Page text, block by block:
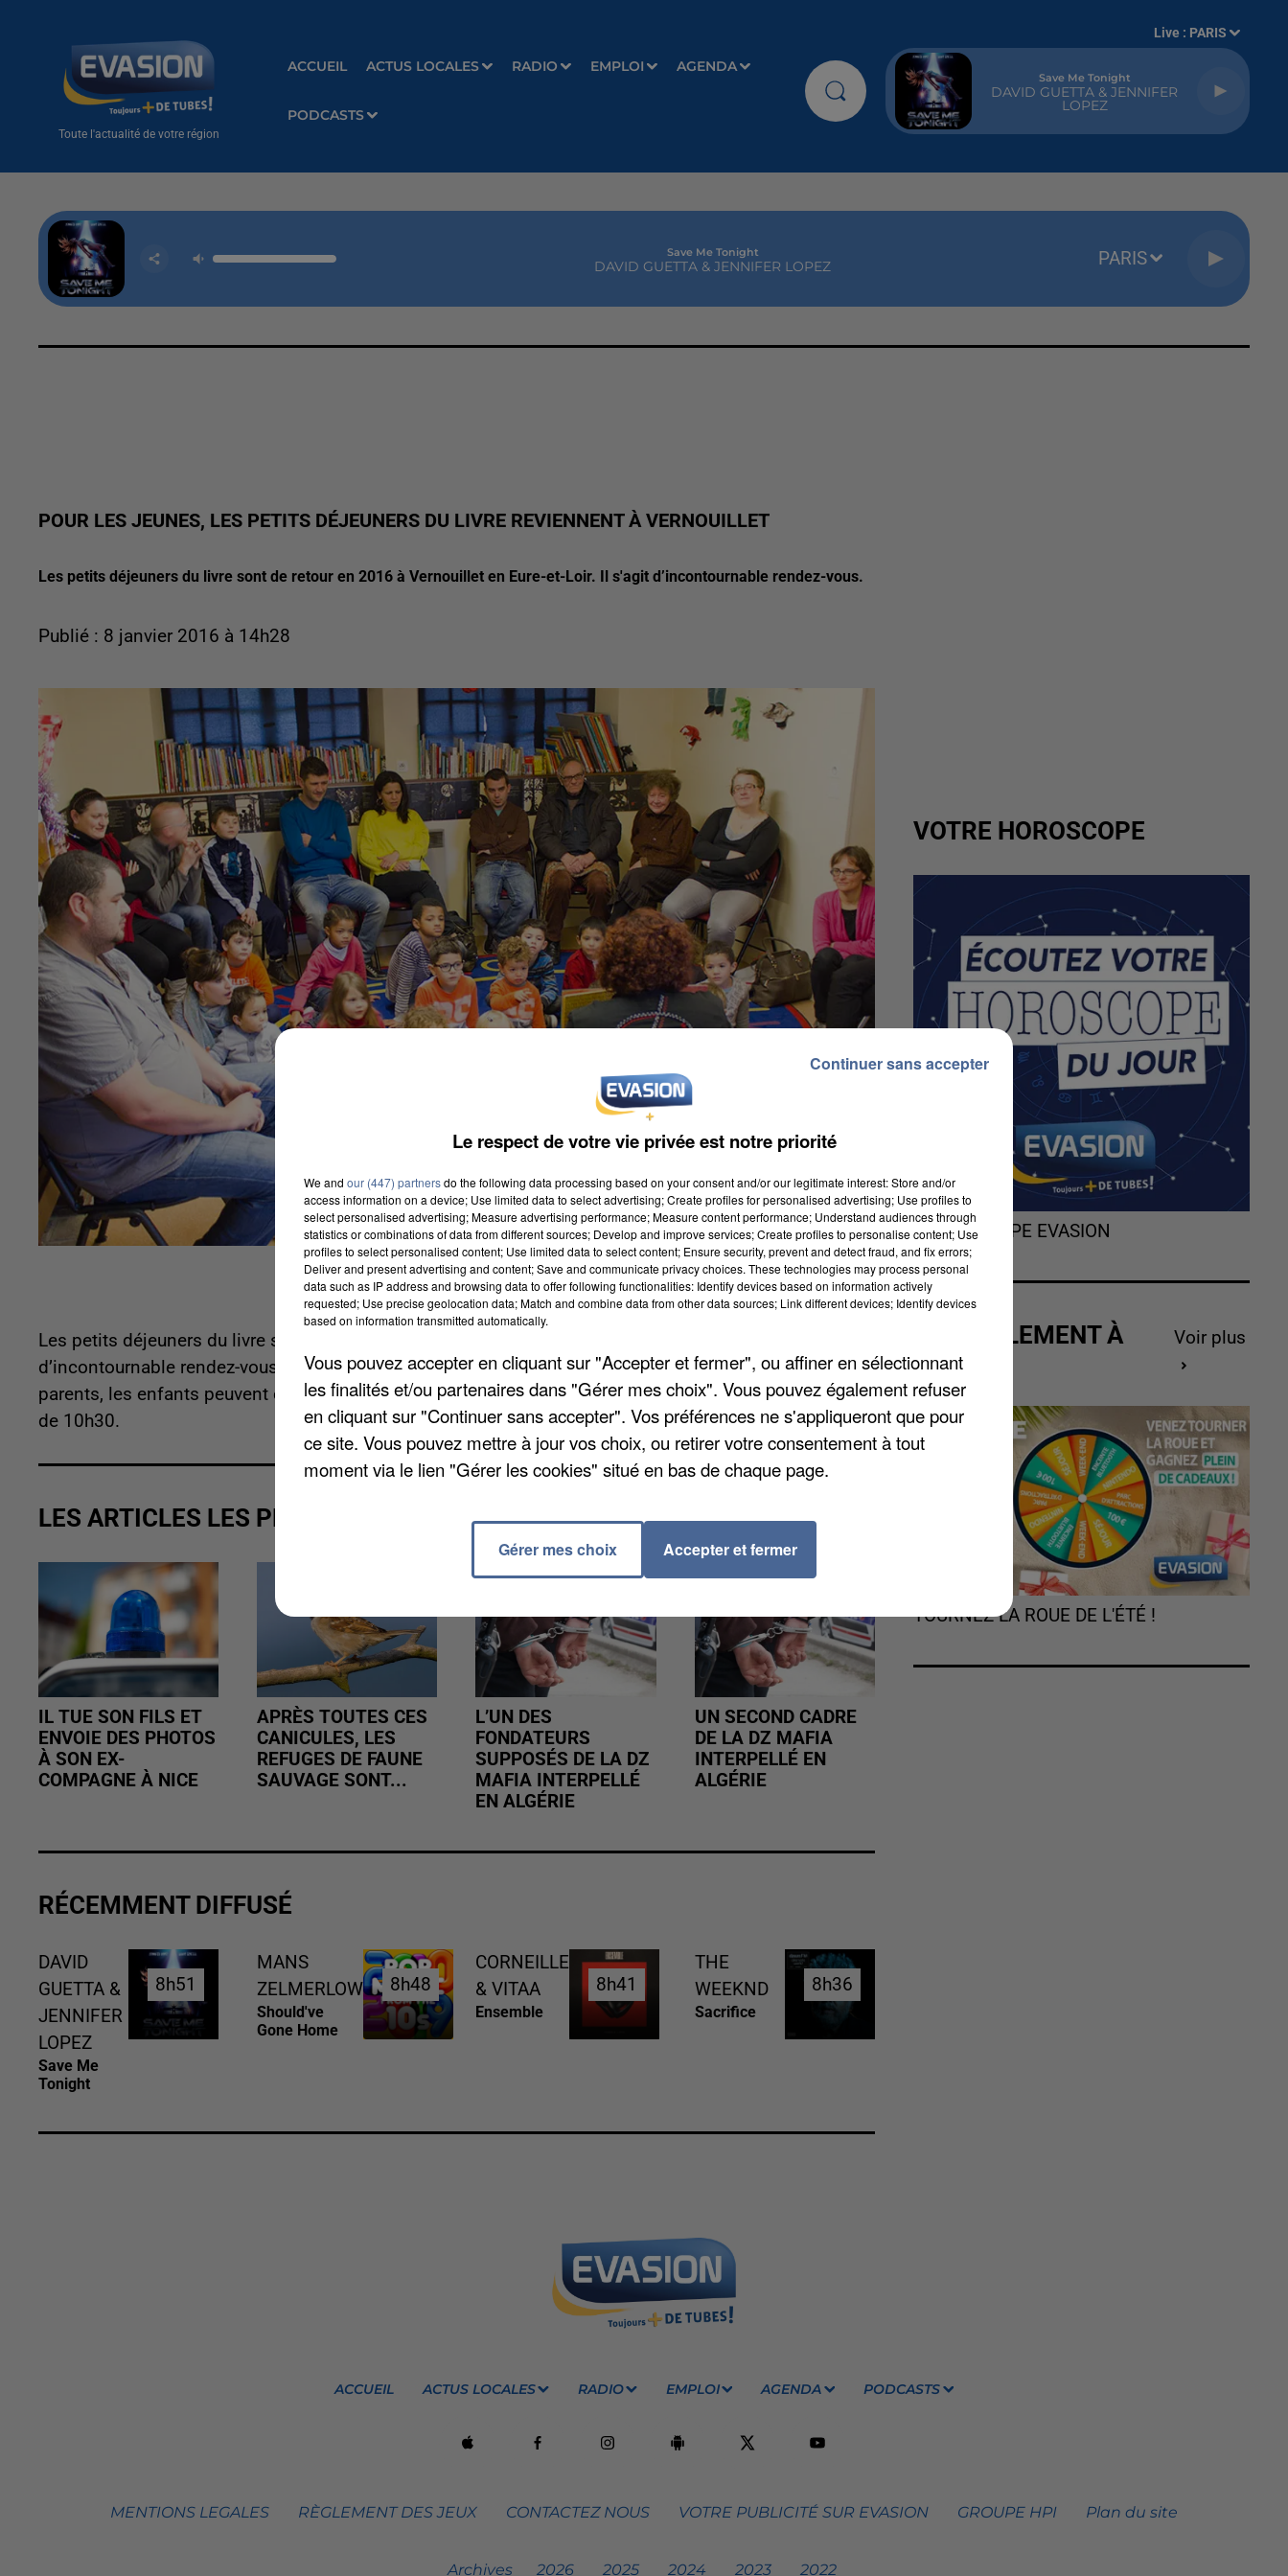
Toute l'actualité de votre région
ACCUEIL ACTUS LOCALES RADIO EMPLOI AGENDA
PODCASTS
Live : PARIS
Save Me Tonight
DAVID GUETTA & JENNIFER
LOPEZ
Save Me Tonight
DAVID GUETTA & JENNIFER LOPEZ PARIS
POUR LES JEUNES, LES PETITS DÉJEUNERS DU LIVRE REVIENNENT À VERNOUILLET
Les petits déjeuners du livre sont de retour en 2016 à Vernouillet en Eure-et-Loir. Il s'agit d’incontournable rendez-vous.
Publié : 8 janvier 2016 à 14h28
Les petits déjeuners du livre sont de retour en 2016 à Vernouillet en Eure-et-Loir. Il s'agit
d’incontournable rendez-vous un samedi matin par mois pour le bonheur des plus jeunes. Avec leurs
parents, les enfants peuvent écouter de multiples histoires. L'animation est gratuite, à retrouver à partir
de 10h30.
LES ARTICLES LES PLUS VUS
IL TUE SON FILS ET
ENVOIE DES PHOTOS
À SON EX-
COMPAGNE À NICE
APRÈS TOUTES CES
CANICULES, LES
REFUGES DE FAUNE
SAUVAGE SONT...
L’UN DES
FONDATEURS
SUPPOSÉS DE LA DZ
MAFIA INTERPELLÉ
EN ALGÉRIE
UN SECOND CADRE
DE LA DZ MAFIA
INTERPELLÉ EN
ALGÉRIE
RÉCEMMENT DIFFUSÉ
DAVID
GUETTA &
JENNIFER
LOPEZ
Save Me
Tonight
8h51
8h51
MANS
ZELMERLOW
Should've
Gone Home
8h48
8h48
CORNEILLE
& VITAA
Ensemble
8h41
8h41
THE
WEEKND
Sacrifice
8h36
8h36
VOTRE HOROSCOPE
L'HOROSCOPE EVASION
ACTUELLEMENT À
GAGNER
Voir plus
TOURNEZ LA ROUE DE L'ÉTÉ !
ACCUEIL ACTUS LOCALES RADIO EMPLOI AGENDA PODCASTS
MENTIONS LEGALES RÈGLEMENT DES JEUX CONTACTEZ NOUS VOTRE PUBLICITÉ SUR EVASION GROUPE HPI Plan du site
Archives 2026 2025 2024 2023 2022
Le respect de votre vie privée est notre priorité
We and our (447) partnersdo the following data processing based on your consent and/or our legitimate interest: Store and/or
access information on a device; Use limited data to select advertising; Create profiles for personalised advertising; Use profiles to
select personalised advertising; Measure advertising performance; Measure content performance; Understand audiences through
statistics or combinations of data from different sources; Develop and improve services; Create profiles to personalise content; Use
profiles to select personalised content; Use limited data to select content; Ensure security, prevent and detect fraud, and fix errors;
Deliver and present advertising and content; Save and communicate privacy choices. These technologies may process personal
data such as IP address and browsing data to offer following functionalities: Identify devices based on information actively
requested; Use precise geolocation data; Match and combine data from other data sources; Link different devices; Identify devices
based on information transmitted automatically.
Vous pouvez accepter en cliquant sur "Accepter et fermer", ou affiner en sélectionnant
les finalités et/ou partenaires dans "Gérer mes choix". Vous pouvez également refuser
en cliquant sur "Continuer sans accepter". Vos préférences ne s'appliqueront que pour
ce site. Vous pouvez mettre à jour vos choix, ou retirer votre consentement à tout
moment via le lien "Gérer les cookies" situé en bas de chaque page.
Gérer mes choix Accepter et fermer
Continuer sans accepter